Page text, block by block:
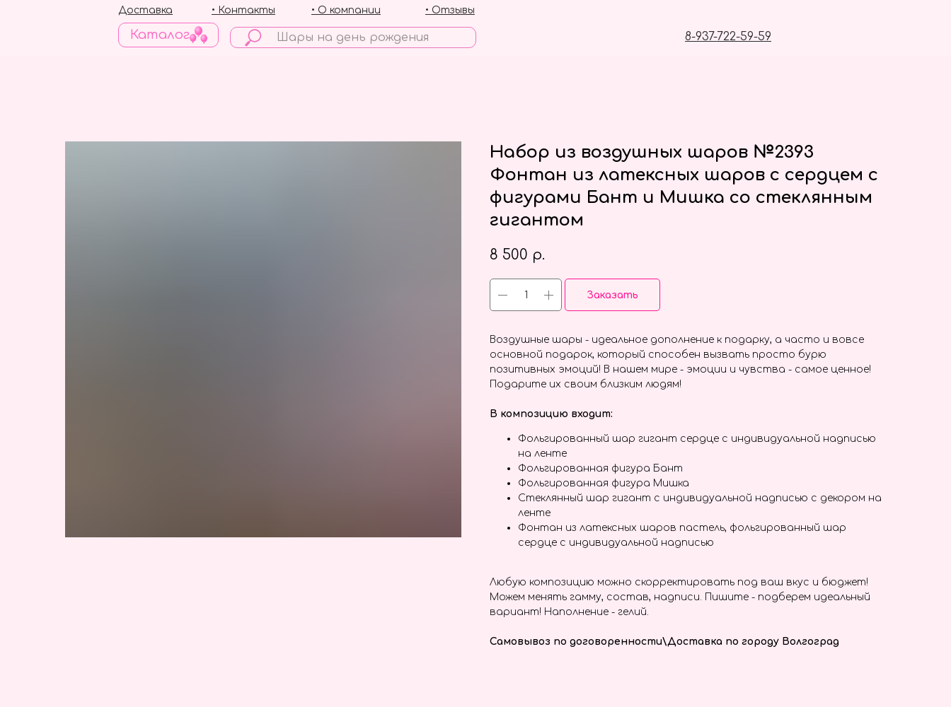
Каталог 8-937-722-59-59
• Отзывы
• О компании
• Контакты
Доставка
Набор из воздушных шаров №2393
Фонтан из латексных шаров с сердцем с
фигурами Бант и Мишка со стеклянным
гигантом
8 500 р.
Заказать
Воздушные шары - идеальное дополнение к подарку, а часто и вовсе
основной подарок, который способен вызвать просто бурю
позитивных эмоций! В нашем мире - эмоции и чувства - самое ценное!
Подарите их своим близким людям!
В композицию входит:
Фольгированный шар гигант сердце с индивидуальной надписью
на ленте
Фольгированная фигура Бант
Фольгированная фигура Мишка
Стеклянный шар гигант с индивидуальной надписью с декором на
ленте
Фонтан из латексных шаров пастель, фольгированный шар
сердце с индивидуальной надписью
Любую композицию можно скорректировать под ваш вкус и бюджет!
Можем менять гамму, состав, надписи. Пишите - подберем идеальный
вариант! Наполнение - гелий.
Самовывоз по договоренности\Доставка по городу Волгоград